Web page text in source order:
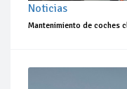
Noticias
Mantenimiento de coches